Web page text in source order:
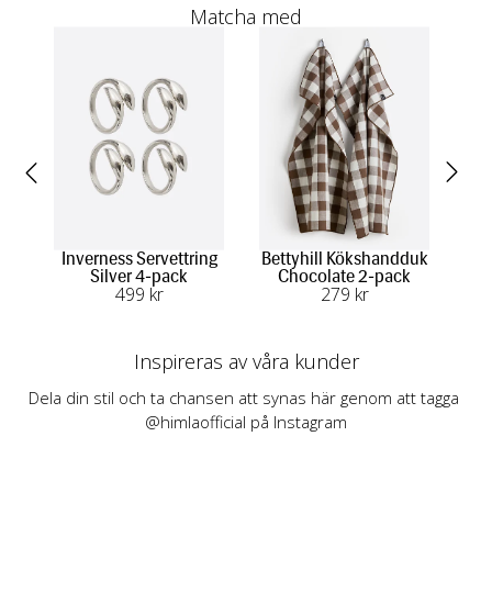
Matcha med
Inverness Servettring
Silver 4-pack
499 kr
Bettyhill Kökshandduk
Chocolate 2-pack
279 kr
Inspireras av våra kunder
Dela din stil och ta chansen att synas här genom att tagga
@himlaofficial på Instagram